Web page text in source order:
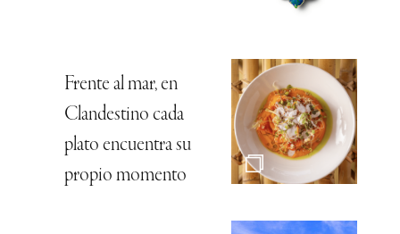
Frente al mar, en
Clandestino cada
plato encuentra su
propio momento